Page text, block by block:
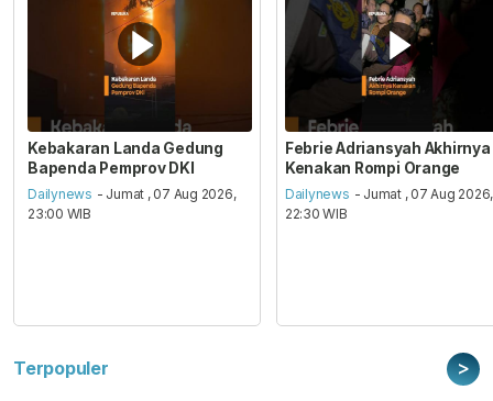
Kebakaran Landa Gedung
Bapenda Pemprov DKI
Dailynews - Jumat , 07 Aug 2026,
23:00 WIB
Febrie Adriansyah Akhirnya
Kenakan Rompi Orange
Dailynews - Jumat , 07 Aug 2026,
22:30 WIB
Terpopuler >